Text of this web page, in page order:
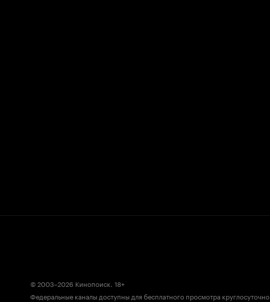
© 2003–2026 Кинопоиск. 18+
Федеральные каналы доступны для бесплатного просмотра круглосуточно